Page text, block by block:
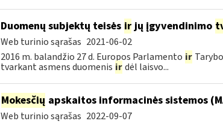
Duomenų subjektų teisės irjų įgyvendinimo
Web turinio sąrašas 2021-06-02
2016 m. balandžio 27 d. Europos Parlamento ir
tvarkant asmens duomenis ir dėl laisvo...
Mokesčių apskaitos informacinės sistemos
Web turinio sąrašas 2022-09-07